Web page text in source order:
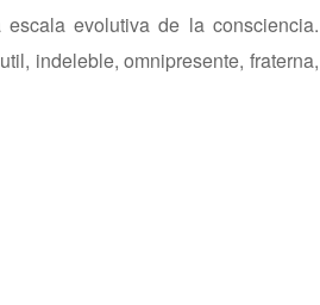
evolutiva de la consciencia.
indeleble, omnipresente, fraterna,